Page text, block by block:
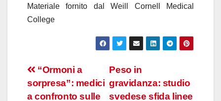
Materiale fornito dal Weill Cornell Medical
College
Navigazione
articoli
Peso in
gravidanza: studio
svedese sfida linee
“Ormoni a
sorpresa”: medici
a confronto sulle